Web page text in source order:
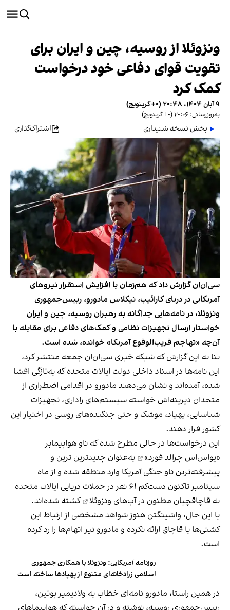
ونزوئلا از روسیه، چین و ایران برای
تقویت قوای دفاعی خود درخواست
کمک کرد
۹ آبان ۱۴۰۴، ۲۰:۴۸ (‎+۰ گرینویچ)
به‌روزرسانی: ۲۰:۰۶ (‎+۰ گرینویچ)
پخش نسخه شنیداری اشتراک‌گذاری
سی‌ان‌ان گزارش داد که هم‌زمان با افزایش استقرار نیروهای
آمریکایی در دریای کارائیب، نیکلاس مادورو، رییس‌جمهوری
ونزوئلا، در نامه‌هایی جداگانه به رهبران روسیه، چین و ایران
خواستار ارسال تجهیزات نظامی و کمک‌های دفاعی برای مقابله با
آن‌چه «تهاجم قریب‌الوقوع آمریکا» خوانده، شده است.
بنا به این گزارش که شبکه خبری سی‌ان‌ان جمعه منتشر کرد،
این نامه‌ها در اسناد داخلی دولت ایالات متحده که به‌تازگی افشا
شده، آمده‌اند و نشان می‌دهند مادورو در اقدامی اضطراری از
متحدان دیرینه‌اش خواسته سیستم‌های راداری، تجهیزات
شناسایی، پهپاد، موشک و حتی جنگنده‌های روسی در اختیار این
کشور قرار دهند.
این درخواست‌ها در حالی مطرح شده که ناو هواپیمابر
«یواس‌اس جرالد فورد»
به‌عنوان جدیدترین ترین و
پیشرفته‌ترین ناو جنگی آمریکا وارد منطقه شده و از ماه
سپتامبر تاکنون دست‌کم ۶۱ نفر در حملات دریایی ایالات متحده
به قاچاقچیان مظنون در آب‌های ونزوئلا
کشته شده‌اند.
با این حال، واشینگتن هنوز شواهد مشخصی از ارتباط این
کشتی‌ها با قاچاق ارائه نکرده و مادورو نیز اتهام‌ها را رد کرده
است.
روزنامه آمریکایی: ونزوئلا با همکاری جمهوری
اسلامی زرادخانه‌ای متنوع از پهپادها ساخته است
در همین راستا، مادورو نامه‌ای خطاب به ولادیمیر پوتین،